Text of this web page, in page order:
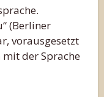
(Berliner
vorausgesetzt
der Sprache